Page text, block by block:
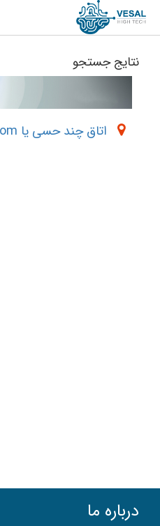
نتایج جستجو
اتاق چند حسی یا Snoezelen Room
درباره ما